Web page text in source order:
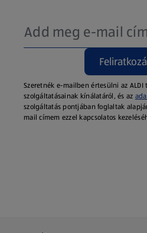
Szeretnék e-mailben értesülni az ALDI
szolgáltatásainak kínálatáról, és az
szolgáltatás pontjában foglaltak
mail címem ezzel kapcsolatos